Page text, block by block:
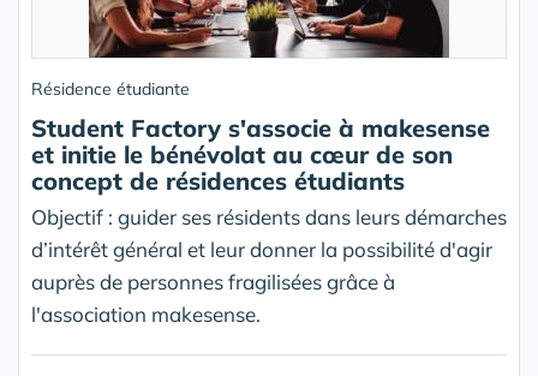
Résidence étudiante
Student Factory s'associe à makesense
et initie le bénévolat au cœur de son
concept de résidences étudiants
Objectif : guider ses résidents dans leurs démarches
d’intérêt général et leur donner la possibilité d'agir
auprès de personnes fragilisées grâce à
l'association makesense.